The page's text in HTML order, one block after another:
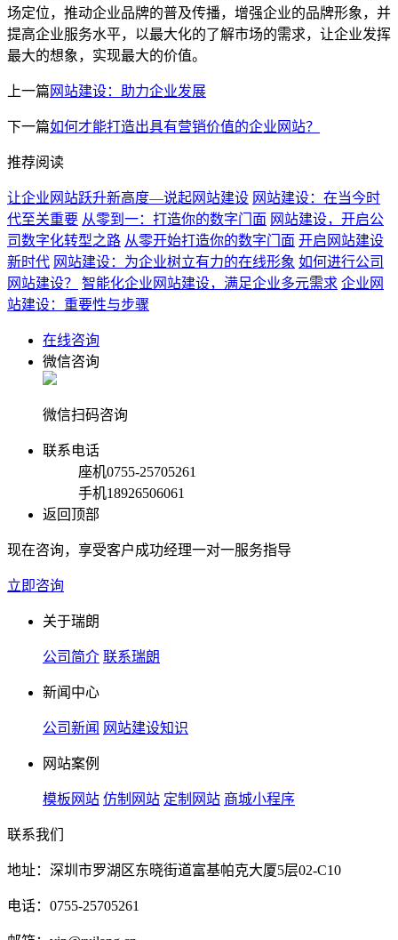
场定位，推动企业品牌的普及传播，增强企业的品牌形象，并
提高企业服务水平，以最大化的了解市场的需求，让企业发挥
最大的想象，实现最大的价值。
上一篇 网站建设：助力企业发展
下一篇如何才能打造出具有营销价值的企业网站？
推荐阅读
让企业网站跃升新高度—说起网站建设 网站建设：在当今时
代至关重要 从零到一：打造你的数字门面 网站建设，开启公
司数字化转型之路 从零开始打造你的数字门面 开启网站建设
新时代 网站建设：为企业树立有力的在线形象 如何进行公司
网站建设？
智能化企业网站建设，满足企业多元需求 企业网
站建设：重要性与步骤
在线咨询
微信咨询
微信扫码咨询
联系电话
座机0755-25705261
手机18926506061
返回顶部
现在咨询，享受客户成功经理一对一服务指导
立即咨询
关于瑞朗
公司简介 联系瑞朗
新闻中心
公司新闻 网站建设知识
网站案例
模板网站 仿制网站 定制网站 商城小程序
联系我们
地址：深圳市罗湖区东晓街道富基帕克大厦5层02-C10
电话：0755-25705261